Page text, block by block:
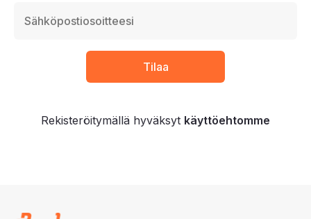
Rekisteröitymällä hyväksyt käyttöehtomme